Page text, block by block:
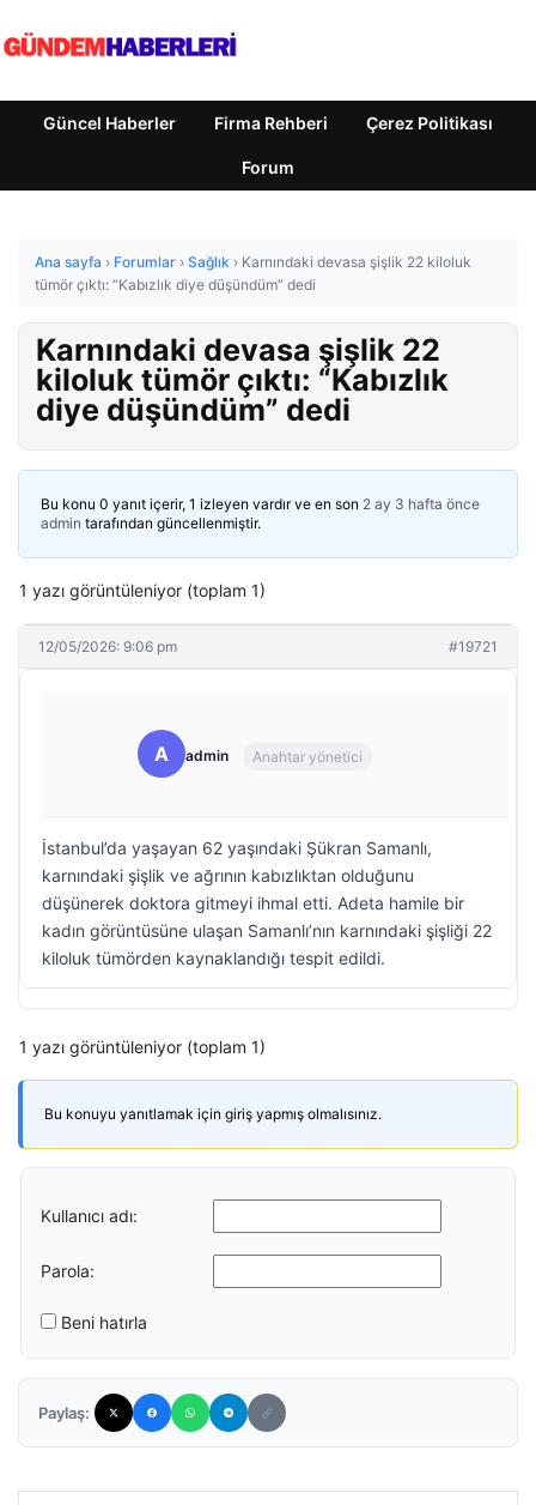
Güncel Haberler Firma Rehberi Çerez Politikası
Forum
Ana sayfa › Forumlar › Sağlık › Karnındaki devasa şişlik 22 kiloluk
tümör çıktı: “Kabızlık diye düşündüm” dedi
Karnındaki devasa şişlik 22
kiloluk tümör çıktı: “Kabızlık
diye düşündüm” dedi
Bu konu 0 yanıt içerir, 1 izleyen vardır ve en son 2 ay 3 hafta önce
admin tarafından güncellenmiştir.
1 yazı görüntüleniyor (toplam 1)
12/05/2026: 9:06 pm #19721
A admin Anahtar yönetici
İstanbul’da yaşayan 62 yaşındaki Şükran Samanlı,
karnındaki şişlik ve ağrının kabızlıktan olduğunu
düşünerek doktora gitmeyi ihmal etti. Adeta hamile bir
kadın görüntüsüne ulaşan Samanlı’nın karnındaki şişliği 22
kiloluk tümörden kaynaklandığı tespit edildi.
1 yazı görüntüleniyor (toplam 1)
Bu konuyu yanıtlamak için giriş yapmış olmalısınız.
Kullanıcı adı:
Parola:
Beni hatırla
Paylaş: